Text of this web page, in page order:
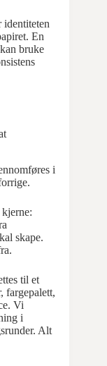
identiteten
En
bruke
i
skape.
til et
fargepalett,
Vi
i
Alt